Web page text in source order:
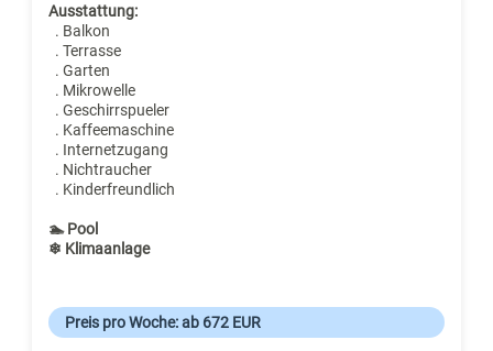
Ausstattung:
. Balkon
. Terrasse
. Garten
. Mikrowelle
. Geschirrspueler
. Kaffeemaschine
. Internetzugang
. Nichtraucher
. Kinderfreundlich
🏊 Pool
❄ Klimaanlage
Preis pro Woche: ab 672 EUR